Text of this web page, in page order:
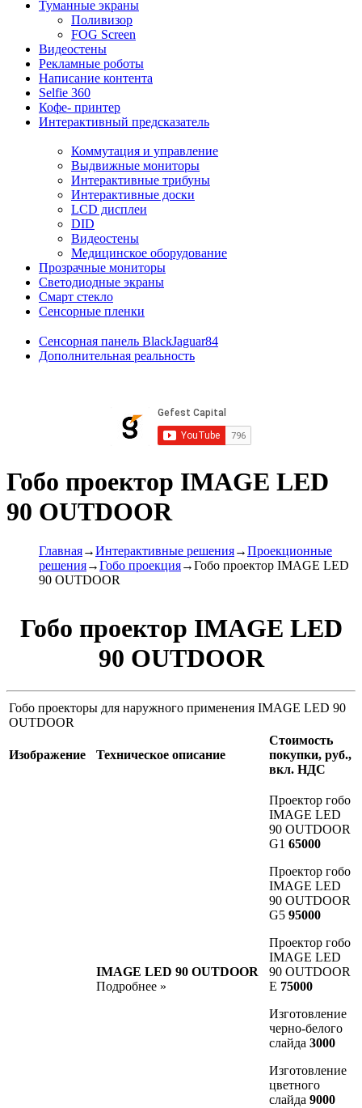
Туманные экраны
Поливизор
FOG Screen
Видеостены
Рекламные роботы
Написание контента
Selfie 360
Кофе- принтер
Интерактивный предсказатель
Коммутация и управление
Выдвижные мониторы
Интерактивные трибуны
Интерактивные доски
LCD дисплеи
DID
Видеостены
Медицинское оборудование
Прозрачные мониторы
Светодиодные экраны
Смарт стекло
Сенсорные пленки
Сенсорная панель BlackJaguar84
Дополнительная реальность
Гобо проектор IMAGE LED
90 OUTDOOR
Главная→Интерактивные решения→Проекционные
решения→Гобо проекция→Гобо проектор IMAGE LED
90 OUTDOOR
Гобо проектор IMAGE LED
90 OUTDOOR
Гобо проекторы для наружного применения IMAGE LED 90
OUTDOOR
Изображение Техническое описание
Cтоимость
покупки, руб.,
вкл. НДС
IMAGE LED 90 OUTDOOR
Подробнее »
Проектор гобо
IMAGE LED
90 OUTDOOR
G1 65000
Проектор гобо
IMAGE LED
90 OUTDOOR
G5 95000
Проектор гобо
IMAGE LED
90 OUTDOOR
E 75000
Изготовление
черно-белого
слайда 3000
Изготовление
цветного
слайда 9000